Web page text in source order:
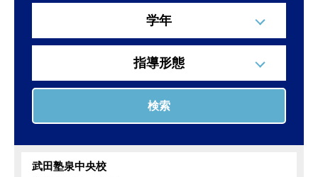
学年
指導形態
検索
武田塾泉中央校